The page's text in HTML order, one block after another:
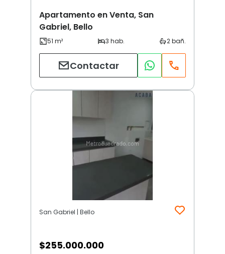
Apartamento en Venta, San
Gabriel, Bello
Contactar
San Gabriel | Bello
$255.000.000